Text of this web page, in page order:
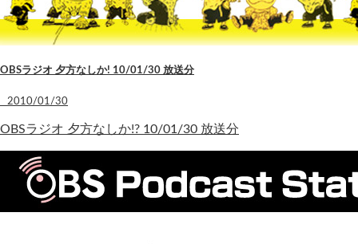
OBSラジオ 夕方なしか! 10/01/30 放送分
2010/01/30
OBSラジオ 夕方なしか!? 10/01/30 放送分